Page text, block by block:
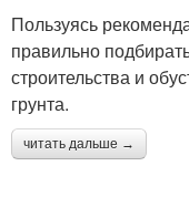
Пользуясь
правильно
строительства и
грунта.
читать дальше →